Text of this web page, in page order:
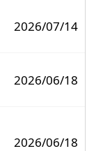
2026/07/14
2026/06/18
2026/06/18